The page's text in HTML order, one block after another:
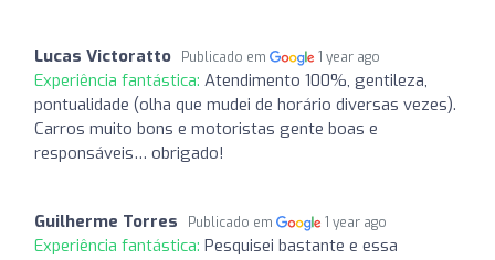
Lucas Victoratto Publicado em 1 year ago
Experiência fantástica: Atendimento 100%, gentileza,
pontualidade (olha que mudei de horário diversas vezes).
Carros muito bons e motoristas gente boas e
responsáveis… obrigado!
Guilherme Torres Publicado em 1 year ago
Experiência fantástica: Pesquisei bastante e essa